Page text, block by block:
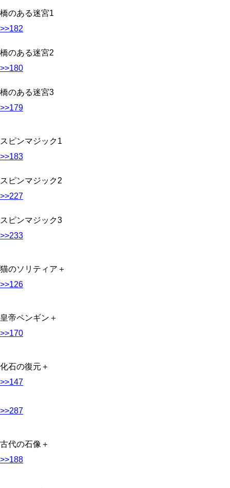
橋のある迷宮1
>>182
橋のある迷宮2
>>180
橋のある迷宮3
>>179
スピンマジック1
>>183
スピンマジック2
>>227
スピンマジック3
>>233
猫のソリティア＋
>>126
皇帝ペンギン＋
>>170
化石の復元＋
>>147
>>287
古代の石像＋
>>188